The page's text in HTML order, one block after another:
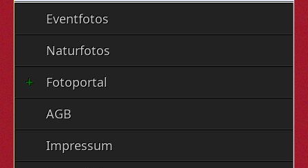
Eventfotos
Naturfotos
Fotoportal
AGB
Impressum